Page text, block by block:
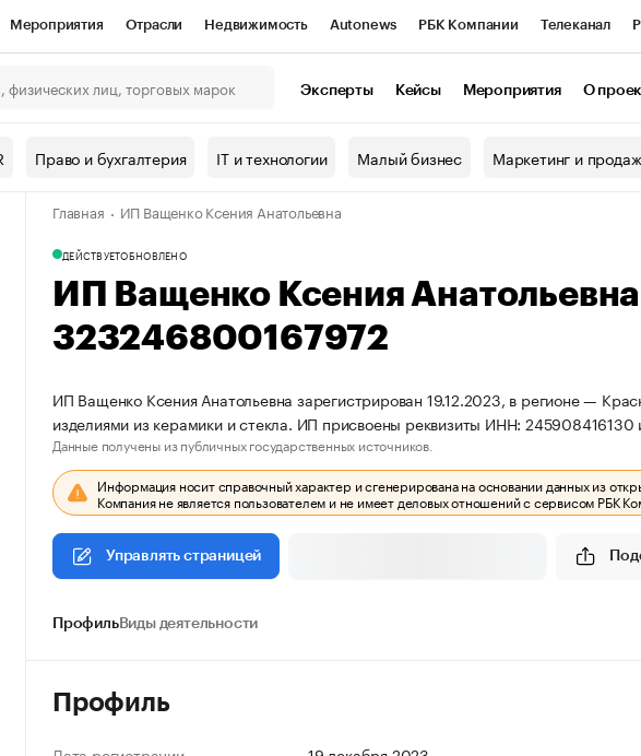
Мероприятия Отрасли Недвижимость Autonews РБК Компании Телеканал
Спецпроекты Проверка контрагентов
наличной валюты
Эксперты Кейсы Мероприятия О
Право и бухгалтерия IT и технологии Малый бизнес Маркетинг и
Главная ИП Ващенко Ксения Анатольевна
ДЕЙСТВУЕТОБНОВЛЕНО
ИП Ващенко Ксения
323246800167972
ИП Ващенко Ксения Анатольевна зарегистрирован 19.12.2023, в регионе —
изделиями из керамики и стекла. ИП присвоены реквизиты ИНН:
Данные получены из публичных государственных источников.
Информация носит справочный характер и сгенерирована на основании данных из
Компания не является пользователем и не имеет деловых отношений с сервисом РБК
Управлять страницей
ПрофильВиды деятельности
Профиль